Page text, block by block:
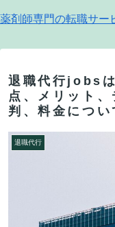
薬剤師専門の転職サー
退職代行jobs
点、メリット
判、料金につ
退職代行